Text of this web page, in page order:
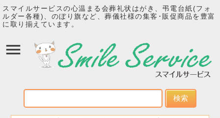
スマイルサービスの心温まる会葬礼状はがき、弔電台紙(フォ
ルダー各種)、のぼり旗など、葬儀社様の集客･販促商品を豊富
に取り揃えています。
検索